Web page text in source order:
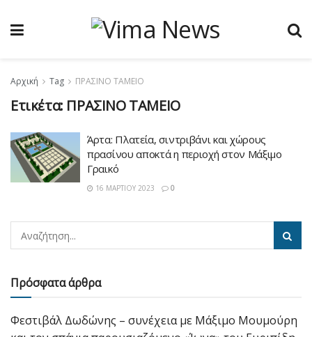
Αρχική Tag ΠΡΑΣΙΝΟ ΤΑΜΕΙΟ
Ετικέτα: ΠΡΑΣΙΝΟ ΤΑΜΕΙΟ
Άρτα: Πλατεία, σιντριβάνι και χώρους
πρασίνου αποκτά η περιοχή στον Μάξιμο
Γραικό
16 ΜΑΡΤΊΟΥ 2023 0
Πρόσφατα άρθρα
Φεστιβάλ Δωδώνης – συνέχεια με Μάξιμο Μουμούρη